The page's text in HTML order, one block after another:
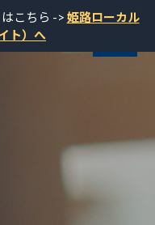
こちら -> 姫路ローカル
ト）へ